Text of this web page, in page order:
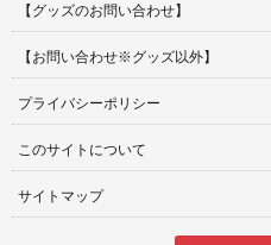
【グッズのお問い合わせ】
【お問い合わせ※グッズ以外】
プライバシーポリシー
このサイトについて
サイトマップ